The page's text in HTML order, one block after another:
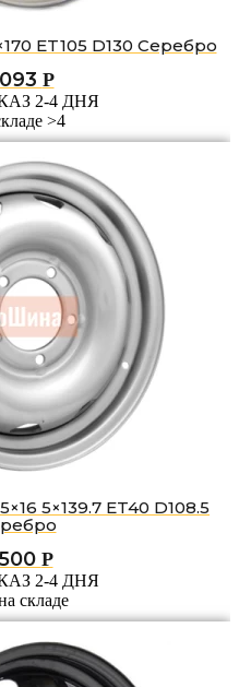
ET105 D130 Серебро
Р
2-4 ДНЯ
>4
5×139.7 ET40 D108.5
Р
2-4 ДНЯ
складе